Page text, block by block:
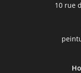
10 rue